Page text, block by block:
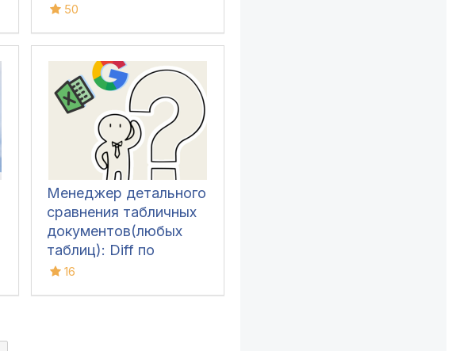
50
Менеджер детального
сравнения табличных
документов(любых
таблиц): Diff по
ячейкам, поиск по
16